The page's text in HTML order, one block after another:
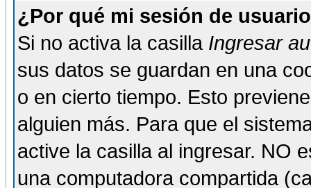
¿Por qué mi sesión de
Si no activa la casilla Ingresar
sus datos se guardan en una
o en cierto tiempo. Esto
alguien más. Para que el
active la casilla al ingresar. NO
una computadora compartida